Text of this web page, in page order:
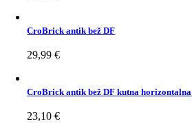
CroBrick antik bež DF
29,99€
CroBrick antik bež DF kutna horizontalna
23,10€